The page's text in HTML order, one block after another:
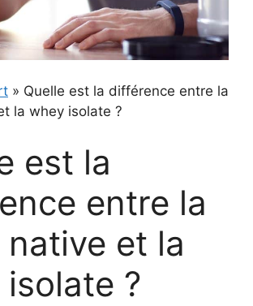
» Quelle est la différence entre la
la whey isolate ?
est la
entre la
et la
?